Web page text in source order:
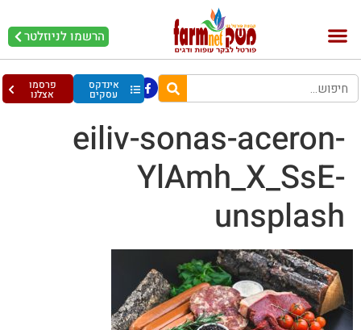
הרשמו לניוזלטר
אינדקס
עסקים
פרסמו
אצלנו
eiliv-sonas-aceron-
YlAmh_X_SsE-
unsplash